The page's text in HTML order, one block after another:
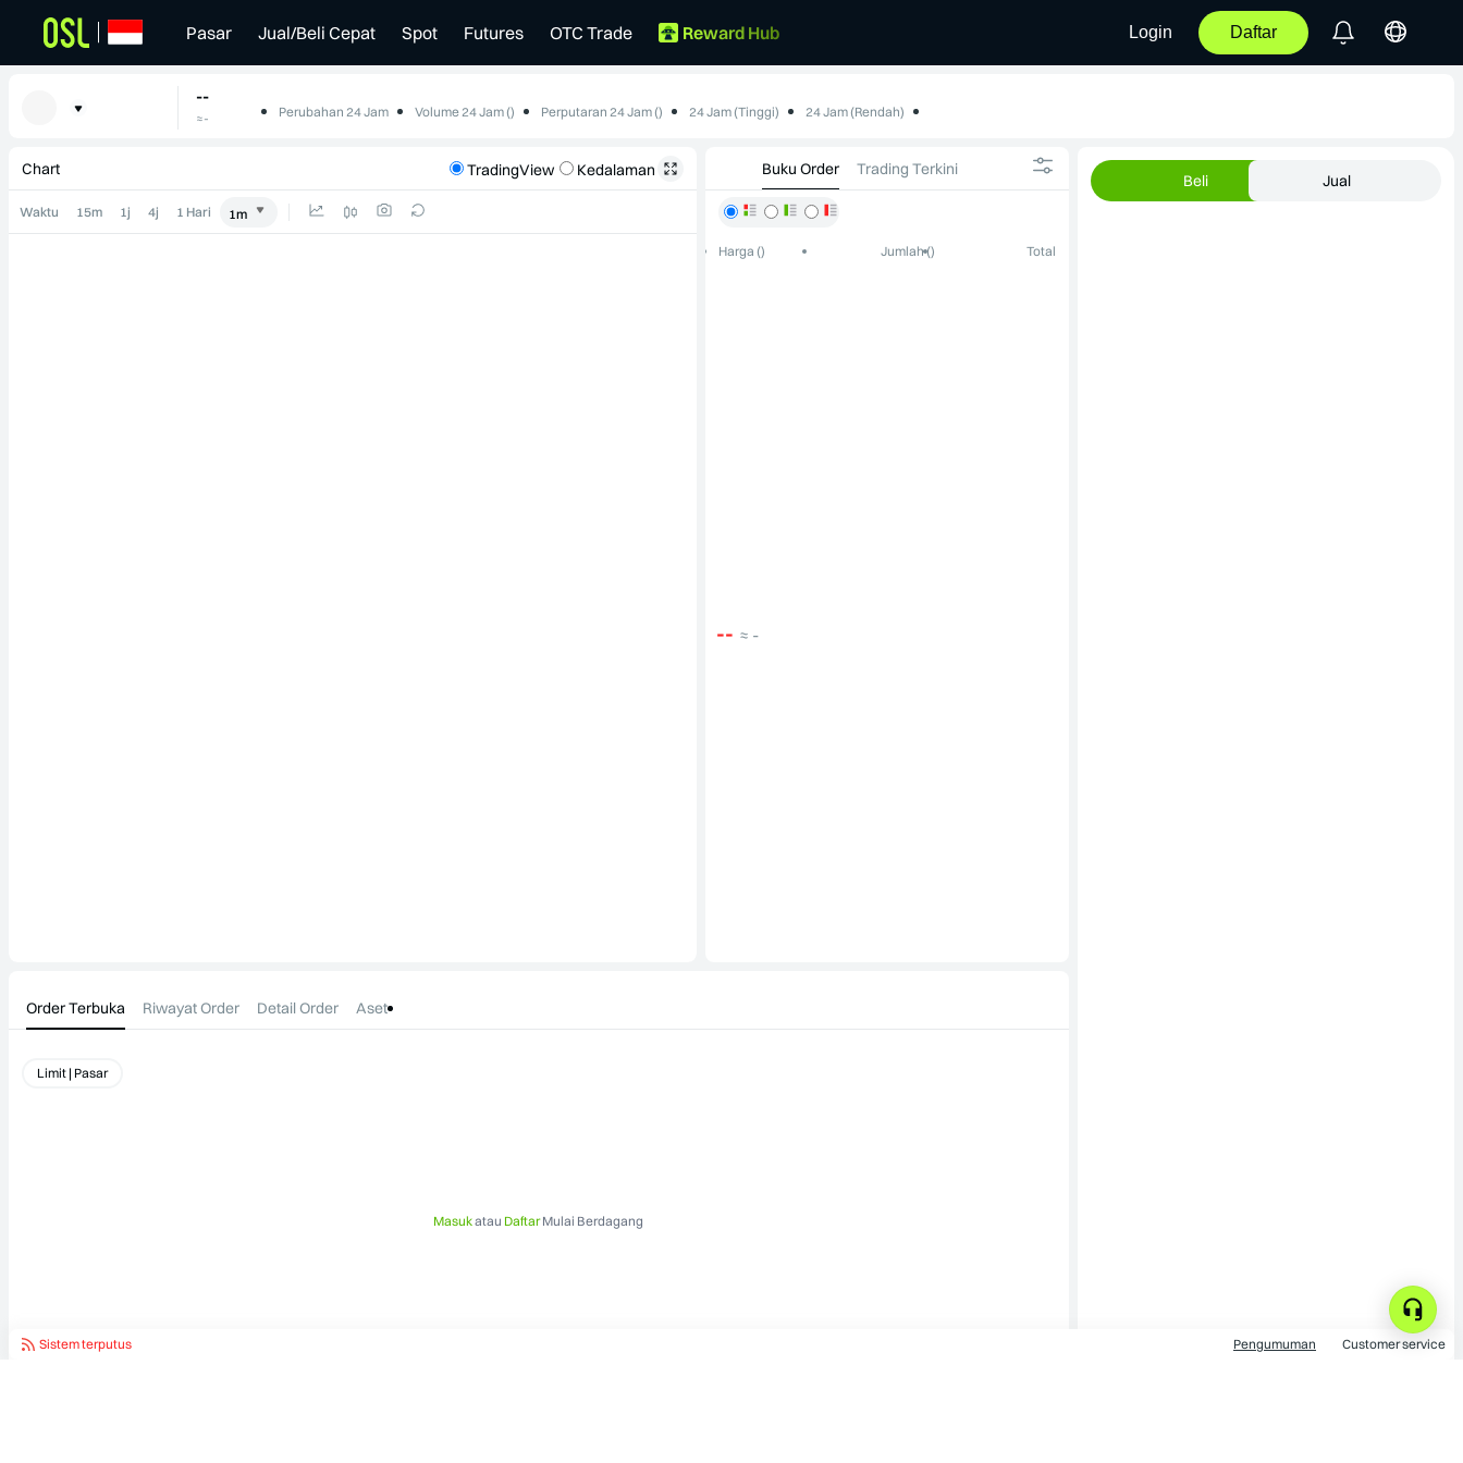
Pasar Jual/Beli Cepat Spot Futures OTC Trade Reward Hub Login Daftar
--
≈-
Perubahan 24 Jam
Volume 24 Jam ()
Perputaran 24 Jam ()
24 Jam (Tinggi)
24 Jam (Rendah)
Chart TradingView Kedalaman
Waktu 15m 1j 4j 1 Hari 1m
Buku Order Trading Terkini
Harga () Jumlah () Total
-- ≈ -
Beli Jual
Order Terbuka Riwayat Order Detail Order Aset
Limit | Pasar
Masukatau Daftar Mulai Berdagang
Sistem terputus Pengumuman Customer service